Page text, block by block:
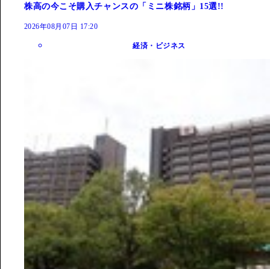
株高の今こそ購入チャンスの「ミニ株銘柄」15選!!
2026年08月07日 17:20
経済・ビジネス